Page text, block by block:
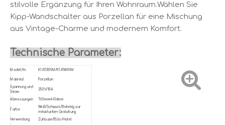
stilvolle Ergänzung für Ihren Wohnraum.Wählen Sie
Kipp-Wandschalter aus Porzellan für eine Mischung
aus Vintage-Charme und modernem Komfort.
Technische Parameter:
Modell Nr. K1-R130NM/K1-R140NM
Material Porzellan
Spannung und
Strom
250V/10A
Abmessungen T65mm×H56mm
Farbe
Weiß/Schwarz/Beliebig zur
individuellen Gestaltung
Verwendung Zuhause/Büro/Hotel